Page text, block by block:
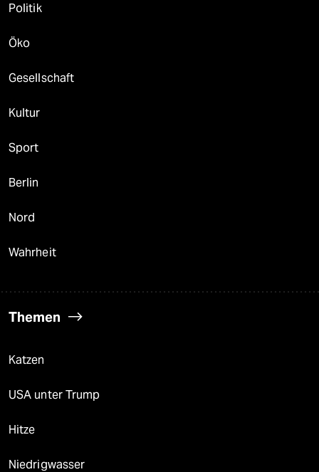
Politik
Öko
Gesellschaft
Kultur
Sport
Berlin
Nord
Wahrheit
Themen
Katzen
USA unter Trump
Hitze
Niedrigwasser